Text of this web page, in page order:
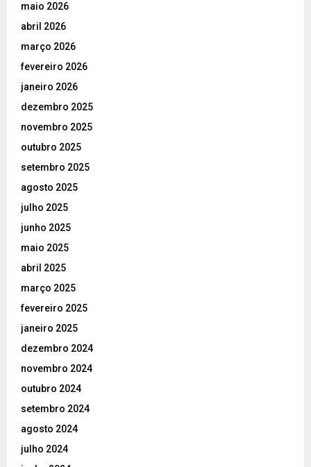
maio 2026
abril 2026
março 2026
fevereiro 2026
janeiro 2026
dezembro 2025
novembro 2025
outubro 2025
setembro 2025
agosto 2025
julho 2025
junho 2025
maio 2025
abril 2025
março 2025
fevereiro 2025
janeiro 2025
dezembro 2024
novembro 2024
outubro 2024
setembro 2024
agosto 2024
julho 2024